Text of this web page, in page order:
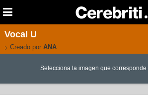
Vocal U
Creado por:ANA
Selecciona la imagen que corresponde